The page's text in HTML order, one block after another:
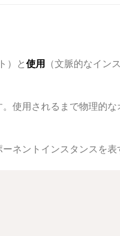
）と使用 （文脈的なイン
使用されるまで物理的な
ネントインスタンスを表